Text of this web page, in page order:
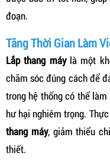
đoạn.
Tăng Thời Gian Làm
Lắp thang máylà một
chăm sóc đúng cách để
trong hệ thống có thể
hư hại nghiêm trọng.
thang máy, giảm thiểu
thiết.